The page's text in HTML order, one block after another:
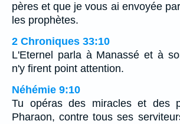
pères et que je vous ai envoyée
les prophètes.
2 Chroniques 33:10
L'Eternel parla à Manassé et à
n'y firent point attention.
Néhémie 9:10
Tu opéras des miracles et des
Pharaon, contre tous ses